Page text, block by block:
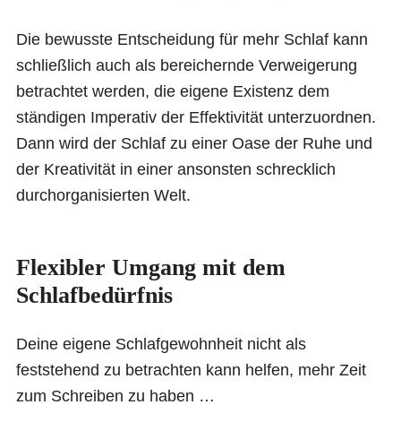
Die bewusste Entscheidung für mehr Schlaf kann
schließlich auch als bereichernde Verweigerung
betrachtet werden, die eigene Existenz dem
ständigen Imperativ der Effektivität unterzuordnen.
Dann wird der Schlaf zu einer Oase der Ruhe und
der Kreativität in einer ansonsten schrecklich
durchorganisierten Welt.
Flexibler Umgang mit dem
Schlafbedürfnis
Deine eigene Schlafgewohnheit nicht als
feststehend zu betrachten kann helfen, mehr Zeit
zum Schreiben zu haben …